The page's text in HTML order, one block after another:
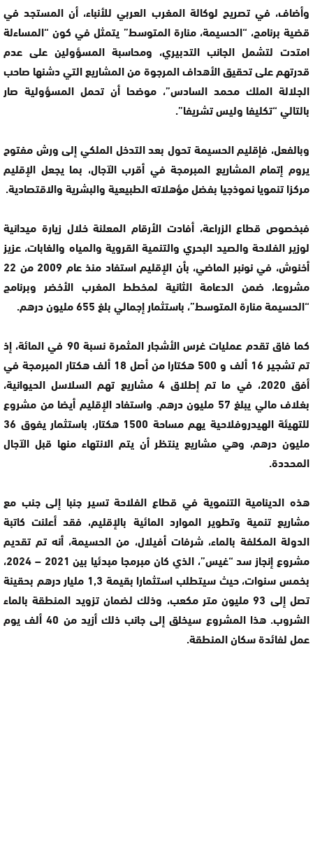
وأضاف، في تصريح لوكالة المغرب العربي للأنباء، أن المستجد في
قضية برنامج، “الحسيمة، منارة المتوسط” يتمثل في كون “المساءلة
امتدت لتشمل الجانب التدبيري، ومحاسبة المسؤولين على عدم
قدرتهم على تحقيق الأهداف المرجوة من المشاريع التي دشنها صاحب
الجلالة الملك محمد السادس”، موضحا أن تحمل المسؤولية صار
بالتالي “تكليفا وليس تشريفا”.
وبالفعل، فإقليم الحسيمة تحول بعد التدخل الملكي إلى ورش مفتوح
يروم إتمام المشاريع المبرمجة في أقرب الآجال، بما يجعل الإقليم
مركزا تنمويا نموذجيا بفضل مؤهلاته الطبيعية والبشرية والاقتصادية.
فبخصوص قطاع الزراعة، أفادت الأرقام المعلنة خلال زيارة ميدانية
لوزير الفلاحة والصيد البحري والتنمية القروية والمياه والغابات، عزيز
أخنوش، في نونبر الماضي، بأن الإقليم استفاد منذ عام 2009 من 22
مشروعا، ضمن الدعامة الثانية لمخطط المغرب الأخضر وبرنامج
“الحسيمة منارة المتوسط”، باستثمار إجمالي بلغ 655 مليون درهم.
كما فاق تقدم عمليات غرس الأشجار المثمرة نسبة 90 في المائة، إذ
تم تشجير 16 ألف و 500 هكتارا من أصل 18 ألف هكتار المبرمجة في
أفق 2020، في ما تم إطلاق 4 مشاريع تهم السلاسل الحيوانية،
بغلاف مالي يبلغ 57 مليون درهم. واستفاد الإقليم أيضا من مشروع
للتهيئة الهيدروفلاحية يهم مساحة 1500 هكتار، باستثمار يفوق 36
مليون درهم، وهي مشاريع ينتظر أن يتم الانتهاء منها قبل الآجال
المحددة.
هذه الدينامية التنموية في قطاع الفلاحة تسير جنبا إلى جنب مع
مشاريع تنمية وتطوير الموارد المائية بالإقليم، فقد أعلنت كاتبة
الدولة المكلفة بالماء، شرفات أفيلال، من الحسيمة، أنه تم تقديم
مشروع إنجاز سد “غيس”، الذي كان مبرمجا مبدئيا بين 2021 – 2024،
بخمس سنوات، حيث سيتطلب استثمارا بقيمة 1,3 مليار درهم بحقينة
تصل إلى 93 مليون متر مكعب، وذلك لضمان تزويد المنطقة بالماء
الشروب. هذا المشروع سيخلق إلى جانب ذلك أزيد من 40 ألف يوم
عمل لفائدة سكان المنطقة.